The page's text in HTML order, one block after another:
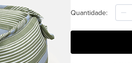
Quantidade